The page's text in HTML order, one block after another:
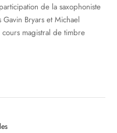
de la saxophoniste
Bryars et Michael
magistral de timbre